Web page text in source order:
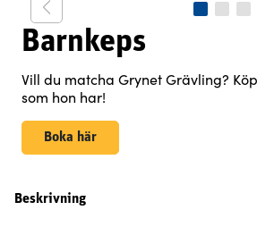
Barnkeps
Vill du matcha Grynet Grävling?
som hon har!
Boka här
Beskrivning